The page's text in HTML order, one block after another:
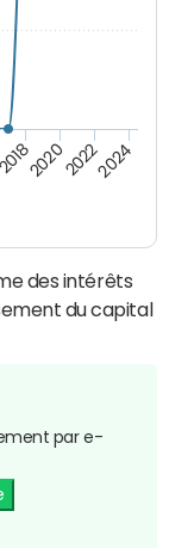
2018202020222024
des intérêts
du capital
par e-